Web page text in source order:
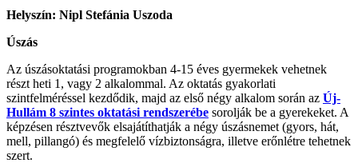
Helyszín: Nipl Stefánia Uszoda
Úszás
Az úszásoktatási programokban 4-15 éves gyermekek vehetnek
részt heti 1, vagy 2 alkalommal. Az oktatás gyakorlati
szintfelméréssel kezdődik, majd az első négy alkalom során az Új-
Hullám 8 szintes oktatási rendszerébe sorolják be a gyerekeket. A
képzésen résztvevők elsajátíthatják a négy úszásnemet (gyors, hát,
mell, pillangó) és megfelelő vízbiztonságra, illetve erőnlétre tehetnek
szert.